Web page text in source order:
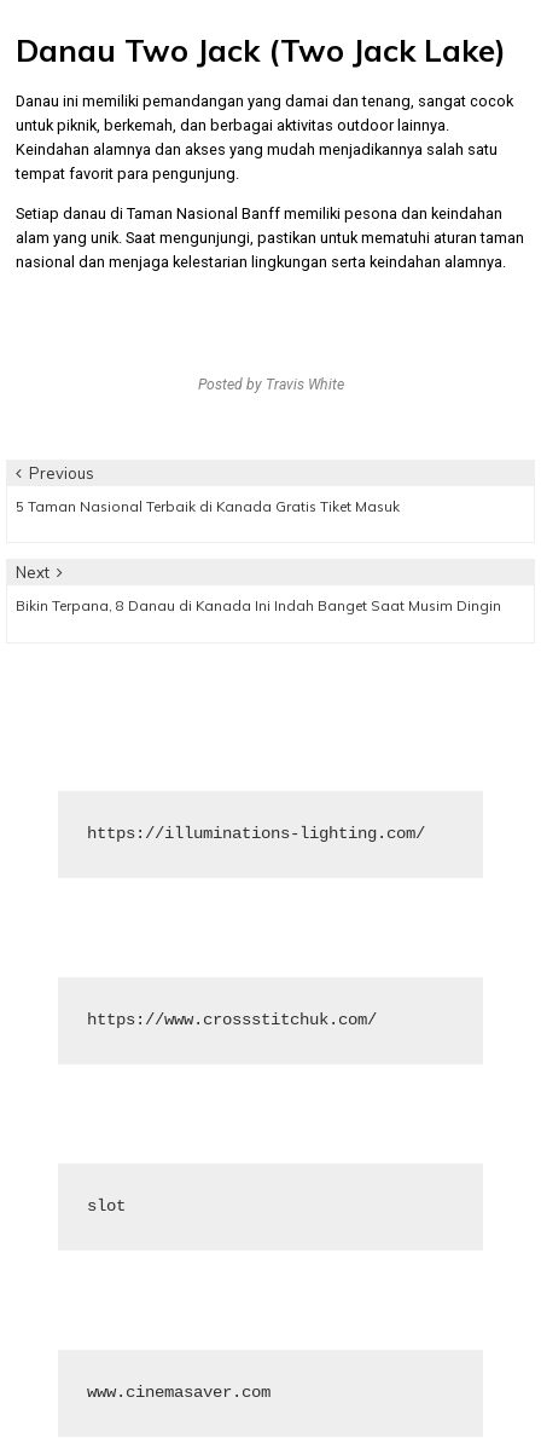
Danau Two Jack (Two Jack Lake)
Danau ini memiliki pemandangan yang damai dan tenang, sangat cocok
untuk piknik, berkemah, dan berbagai aktivitas outdoor lainnya.
Keindahan alamnya dan akses yang mudah menjadikannya salah satu
tempat favorit para pengunjung.
Setiap danau di Taman Nasional Banff memiliki pesona dan keindahan
alam yang unik. Saat mengunjungi, pastikan untuk mematuhi aturan taman
nasional dan menjaga kelestarian lingkungan serta keindahan alamnya.
Posted by Travis White
Post
navigation
Previous
5 Taman Nasional Terbaik di Kanada Gratis Tiket Masuk
Next
Next
Bikin Terpana, 8 Danau di Kanada Ini Indah Banget Saat Musim Dingin
https://illuminations-lighting.com/
https://www.crossstitchuk.com/
slot
www.cinemasaver.com